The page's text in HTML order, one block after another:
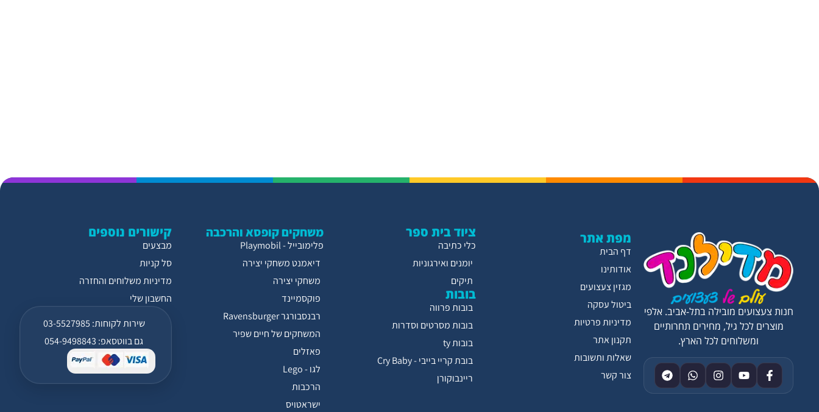
קישורים נוספים
מבצעים
סל קניות
מדיניות משלוחים והחזרה
החשבון שלי
שירות לקוחות: 03-5527985
גם בווטסאפ: 054-9498843
משחקים קופסא והרכבה
פלימובייל - Playmobil
דיאמנט משחקי יצירה
משחקי יצירה
פוקסמיינד
רבנסבורגר Ravensburger
המשחקים של חיים שפיר
פאזלים
לגו - Lego
הרכבות
ישראטויס
ציוד בית ספר
כלי כתיבה
יומנים ואירגוניות
תיקים
בובות
בובות פרווה
בובות מסרטים וסדרות
בובות ty
בובת קריי בייבי - Cry Baby
ריינבוקורן
מפת אתר
דף הבית
אודותינו
מגזין צעצועים
ביטול עסקה
מדיניות פרטיות
תקנון אתר
שאלות ותשובות
צור קשר
חנות צעצועים מובילה בתל-אביב. אלפי
מוצרים לכל גיל, מחירים תחרותיים
ומשלוחים לכל הארץ.